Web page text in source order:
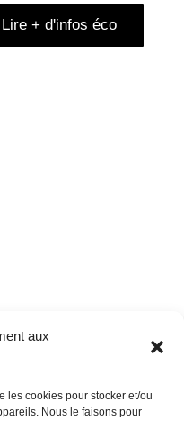
aux
les cookies pour stocker et/ou
Nous le faisons pour
Lire + d'infos éco